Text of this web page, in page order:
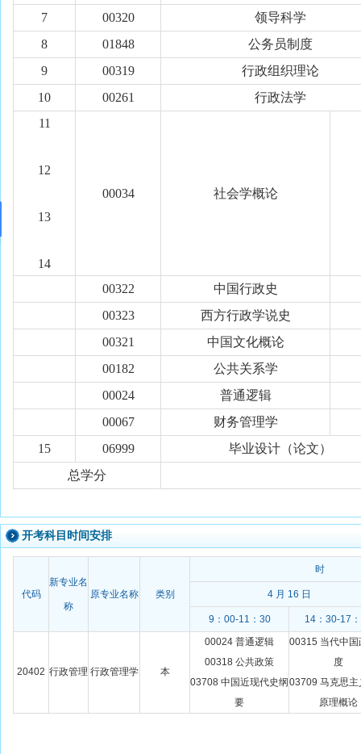
7
00320
领导科学
8
01848
公务员制度
9
00319
行政组织理论
10
00261
行政法学
11
12
13
14
00034 社会学概论
00322
中国行政史
00323
西方行政学说史
00321
中国文化概论
00182
公共关系学
00024
普通逻辑
00067
财务管理学
15
06999
毕业设计（论文）
总学分
开考科目时间安排
代码
新专业名
称
原专业名称 类别 4 月 16 日
9：00-11：30 14：30-17
20402 行政管理 行政管理学 本
00024 普通逻辑
00318 公共政策
03708 中国近现代史纲
要
00315 当代中国
度
03709 马克思主
原理概论